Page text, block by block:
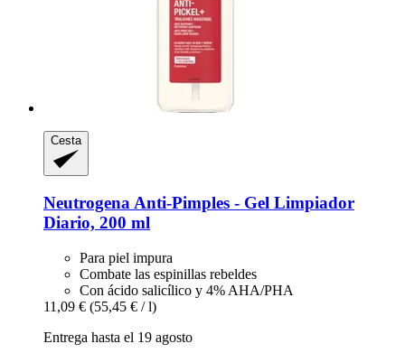
Cesta
Neutrogena Anti-​Pimples -​ Gel Limpiador
Diario, 200 ml
Para piel impura
Combate las espinillas rebeldes
Con ácido salicílico y 4% AHA/PHA
11,09 € (55,45 € / l)
Entrega hasta el 19 agosto